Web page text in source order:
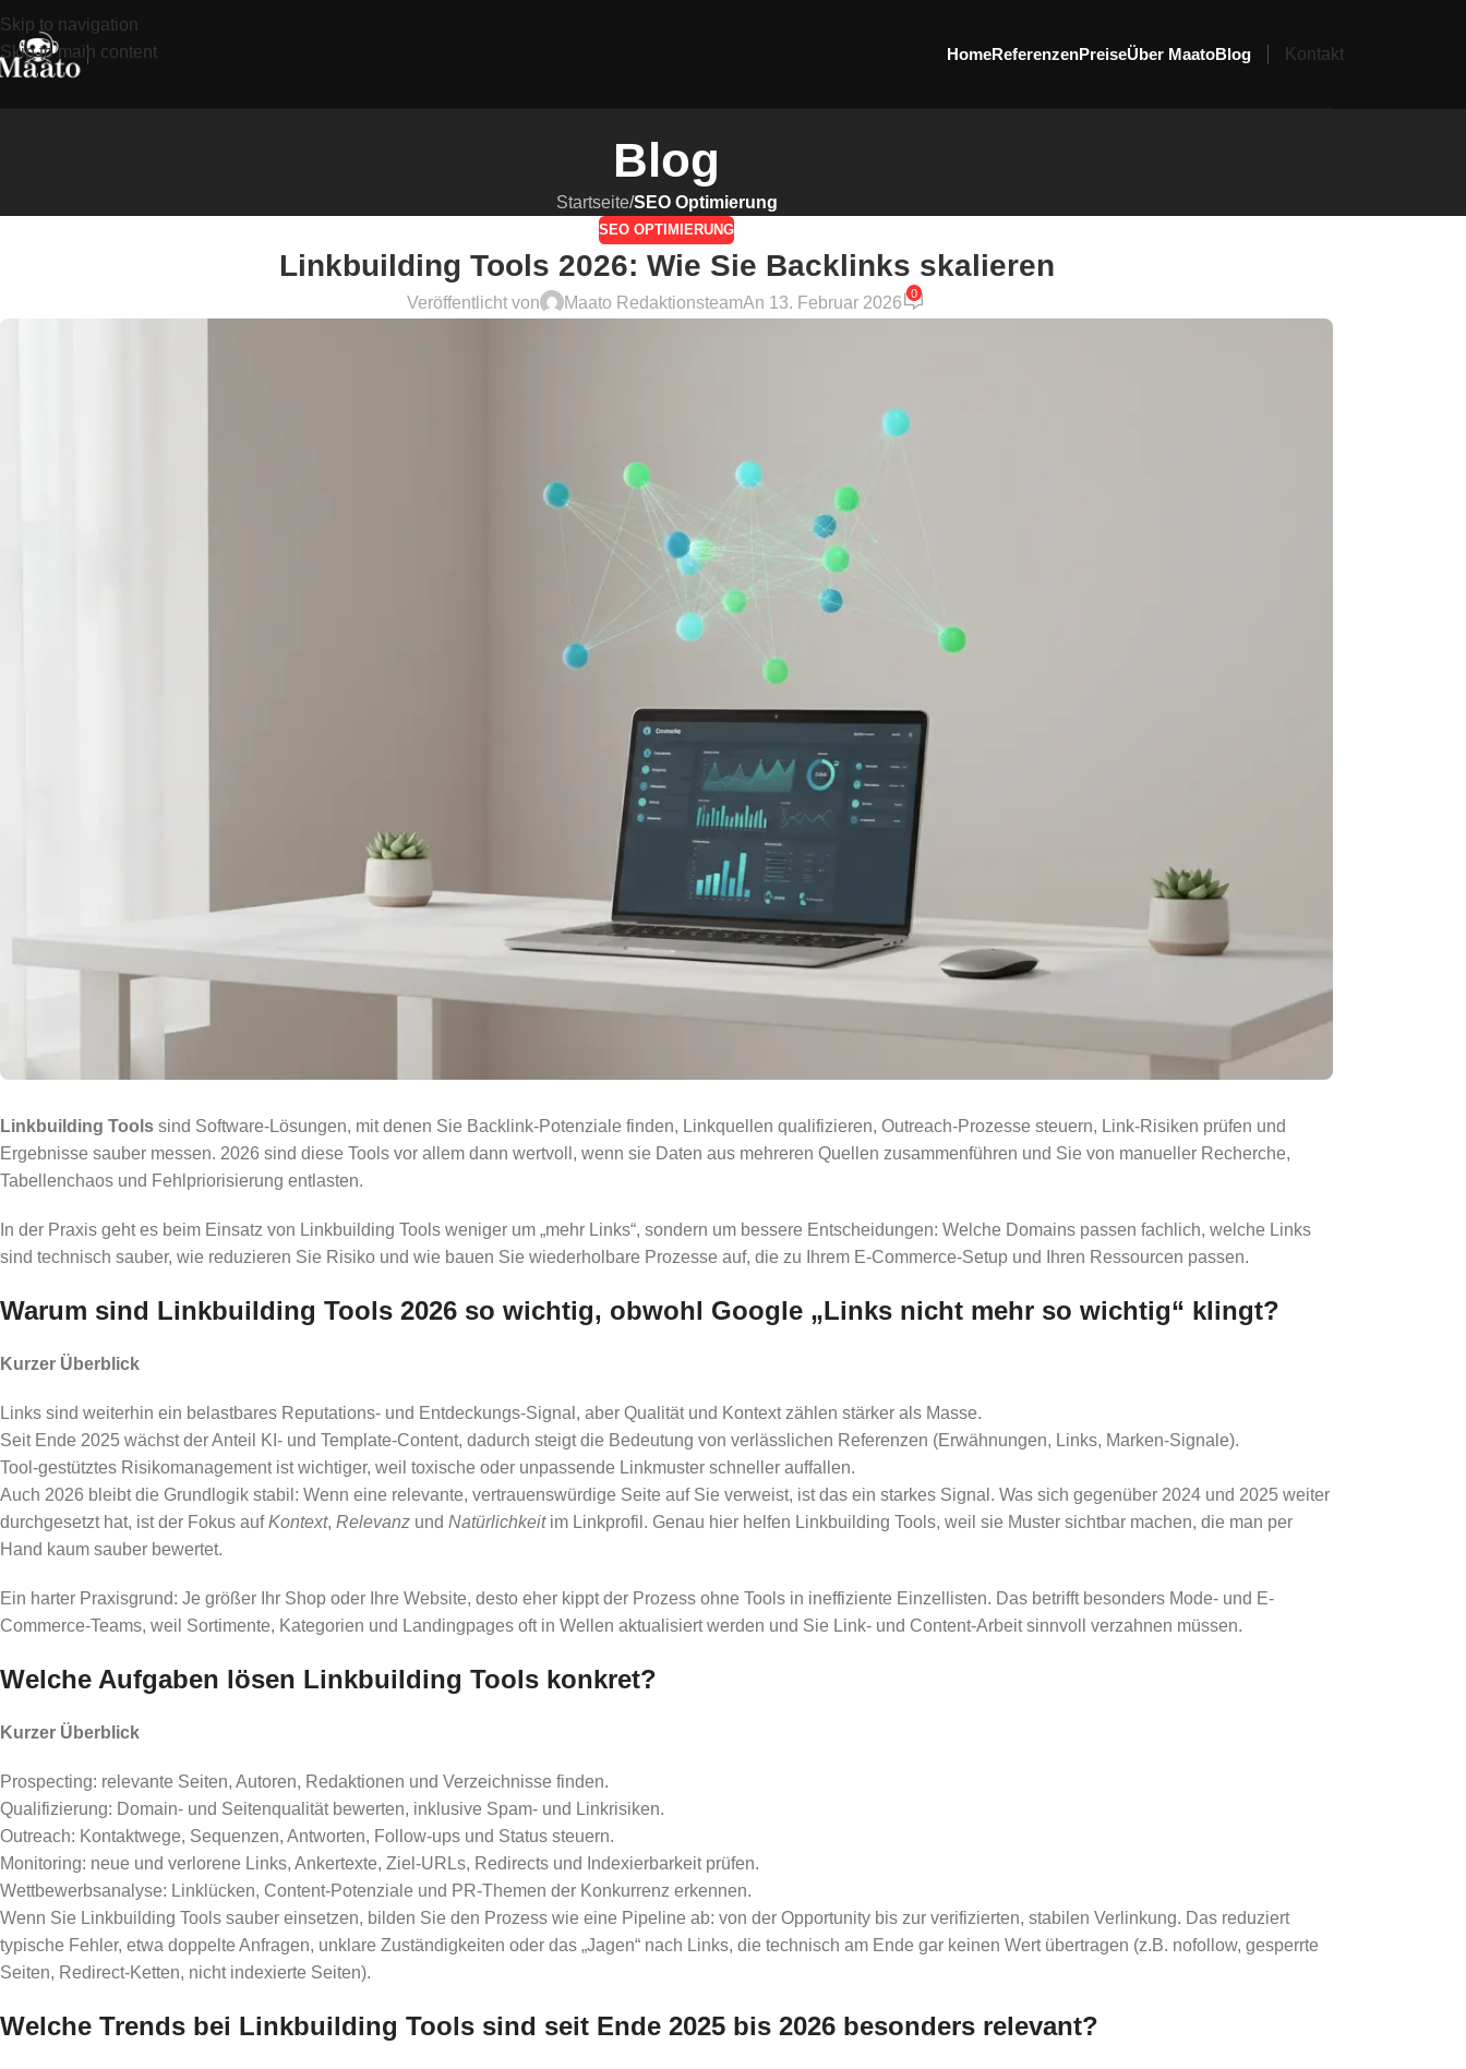
Skip to navigation
Skip to main content
HomeReferenzenPreiseÜber MaatoBlog Kontakt
Blog
Startseite/SEO Optimierung
SEO OPTIMIERUNG
Linkbuilding Tools 2026: Wie Sie Backlinks skalieren
Veröffentlicht von Maato RedaktionsteamAn 13. Februar 2026
0
Linkbuilding Tools sind Software-Lösungen, mit denen Sie Backlink-Potenziale finden, Linkquellen qualifizieren, Outreach-Prozesse steuern, Link-Risiken prüfen und
Ergebnisse sauber messen. 2026 sind diese Tools vor allem dann wertvoll, wenn sie Daten aus mehreren Quellen zusammenführen und Sie von manueller Recherche,
Tabellenchaos und Fehlpriorisierung entlasten.
In der Praxis geht es beim Einsatz von Linkbuilding Tools weniger um „mehr Links“, sondern um bessere Entscheidungen: Welche Domains passen fachlich, welche Links
sind technisch sauber, wie reduzieren Sie Risiko und wie bauen Sie wiederholbare Prozesse auf, die zu Ihrem E-Commerce-Setup und Ihren Ressourcen passen.
Warum sind Linkbuilding Tools 2026 so wichtig, obwohl Google „Links nicht mehr so wichtig“ klingt?
Kurzer Überblick
Links sind weiterhin ein belastbares Reputations- und Entdeckungs-Signal, aber Qualität und Kontext zählen stärker als Masse.
Seit Ende 2025 wächst der Anteil KI- und Template-Content, dadurch steigt die Bedeutung von verlässlichen Referenzen (Erwähnungen, Links, Marken-Signale).
Tool-gestütztes Risikomanagement ist wichtiger, weil toxische oder unpassende Linkmuster schneller auffallen.
Auch 2026 bleibt die Grundlogik stabil: Wenn eine relevante, vertrauenswürdige Seite auf Sie verweist, ist das ein starkes Signal. Was sich gegenüber 2024 und 2025 weiter
durchgesetzt hat, ist der Fokus aufKontext, Relevanz und Natürlichkeitim Linkprofil. Genau hier helfen Linkbuilding Tools, weil sie Muster sichtbar machen, die man per
Hand kaum sauber bewertet.
Ein harter Praxisgrund: Je größer Ihr Shop oder Ihre Website, desto eher kippt der Prozess ohne Tools in ineffiziente Einzellisten. Das betrifft besonders Mode- und E-
Commerce-Teams, weil Sortimente, Kategorien und Landingpages oft in Wellen aktualisiert werden und Sie Link- und Content-Arbeit sinnvoll verzahnen müssen.
Welche Aufgaben lösen Linkbuilding Tools konkret?
Kurzer Überblick
Prospecting: relevante Seiten, Autoren, Redaktionen und Verzeichnisse finden.
Qualifizierung: Domain- und Seitenqualität bewerten, inklusive Spam- und Linkrisiken.
Outreach: Kontaktwege, Sequenzen, Antworten, Follow-ups und Status steuern.
Monitoring: neue und verlorene Links, Ankertexte, Ziel-URLs, Redirects und Indexierbarkeit prüfen.
Wettbewerbsanalyse: Linklücken, Content-Potenziale und PR-Themen der Konkurrenz erkennen.
Wenn Sie Linkbuilding Tools sauber einsetzen, bilden Sie den Prozess wie eine Pipeline ab: von der Opportunity bis zur verifizierten, stabilen Verlinkung. Das reduziert
typische Fehler, etwa doppelte Anfragen, unklare Zuständigkeiten oder das „Jagen“ nach Links, die technisch am Ende gar keinen Wert übertragen (z.B. nofollow, gesperrte
Seiten, Redirect-Ketten, nicht indexierte Seiten).
Welche Trends bei Linkbuilding Tools sind seit Ende 2025 bis 2026 besonders relevant?